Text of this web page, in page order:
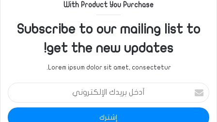
With Product You Purchase
Subscribe to our mailing list to
get the new updates!
Lorem ipsum dolor sit amet, consectetur.
أدخل
بريدك
الإلكتروني